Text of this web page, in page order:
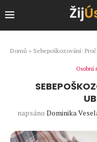
Domů » Sebepoškozování:
Osobní
napsáno Dominika